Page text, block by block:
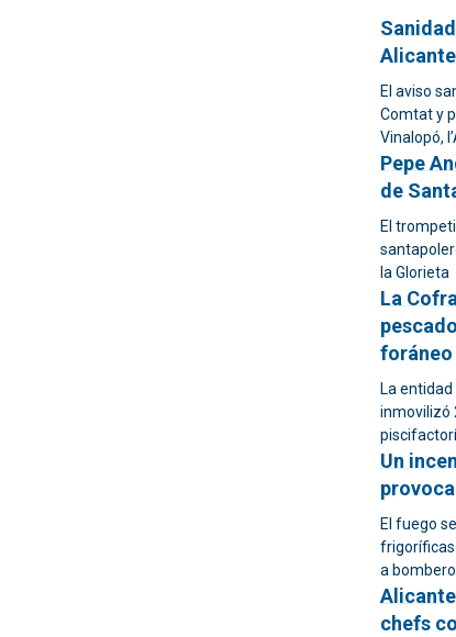
El aviso
Comtat y
Vinalopó,
Pepe
de
El
la Glorieta
La
foráneo
La
inmovilizó
Un
El fuego
frigoríficas
a
chefs